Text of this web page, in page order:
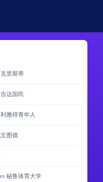
里斯蒂
达国民
雅得青年人
图德
秘鲁体育大学